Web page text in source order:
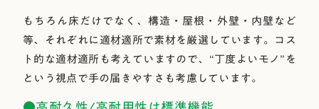
もちろん床だけでなく、構造・屋根・外壁・内壁など
等、それぞれに適材適所で素材を厳選しています。コス
ト的な適材適所も考えていますので、“丁度よいモノ”を
という視点で手の届きやすさも考慮しています。